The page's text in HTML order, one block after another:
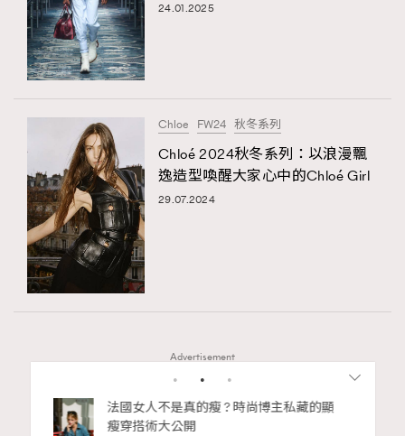
24.01.2025
Chloe FW24 秋冬系列
Chloé 2024秋冬系列：以浪漫飄
逸造型喚醒大家心中的Chloé Girl
29.07.2024
Advertisement
法國女人不是真的瘦 ? 時尚博主私藏的顯
瘦穿搭術大公開